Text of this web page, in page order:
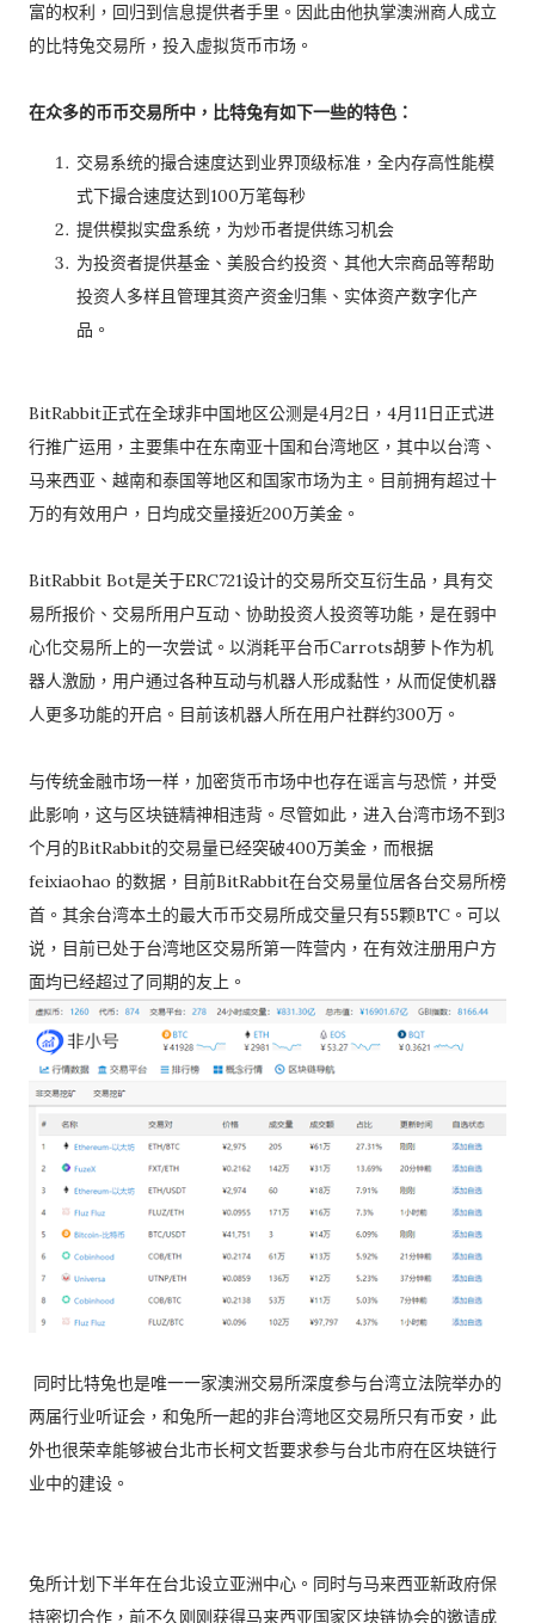
富的权利，回归到信息提供者手里。因此由他执掌澳洲商人成立
的比特兔交易所，投入虚拟货币市场。
在众多的币币交易所中，比特兔有如下一些的特色：
交易系统的撮合速度达到业界顶级标准，全内存高性能模
式下撮合速度达到100万笔每秒
提供模拟实盘系统，为炒币者提供练习机会
为投资者提供基金、美股合约投资、其他大宗商品等帮助
投资人多样且管理其资产资金归集、实体资产数字化产
品。
BitRabbit正式在全球非中国地区公测是4月2日，4月11日正式进
行推广运用，主要集中在东南亚十国和台湾地区，其中以台湾、
马来西亚、越南和泰国等地区和国家市场为主。目前拥有超过十
万的有效用户，日均成交量接近200万美金。
BitRabbit Bot是关于ERC721设计的交易所交互衍生品，具有交
易所报价、交易所用户互动、协助投资人投资等功能，是在弱中
心化交易所上的一次尝试。以消耗平台币Carrots胡萝卜作为机
器人激励，用户通过各种互动与机器人形成黏性，从而促使机器
人更多功能的开启。目前该机器人所在用户社群约300万。
与传统金融市场一样，加密货币市场中也存在谣言与恐慌，并受
此影响，这与区块链精神相违背。尽管如此，进入台湾市场不到3
个月的BitRabbit的交易量已经突破400万美金，而根据
feixiaohao 的数据，目前BitRabbit在台交易量位居各台交易所榜
首。其余台湾本土的最大币币交易所成交量只有55颗BTC。可以
说，目前已处于台湾地区交易所第一阵营内，在有效注册用户方
面均已经超过了同期的友上。
同时比特兔也是唯一一家澳洲交易所深度参与台湾立法院举办的
两届行业听证会，和兔所一起的非台湾地区交易所只有币安，此
外也很荣幸能够被台北市长柯文哲要求参与台北市府在区块链行
业中的建设。
兔所计划下半年在台北设立亚洲中心。同时与马来西亚新政府保
持密切合作，前不久刚刚获得马来西亚国家区块链协会的邀请成